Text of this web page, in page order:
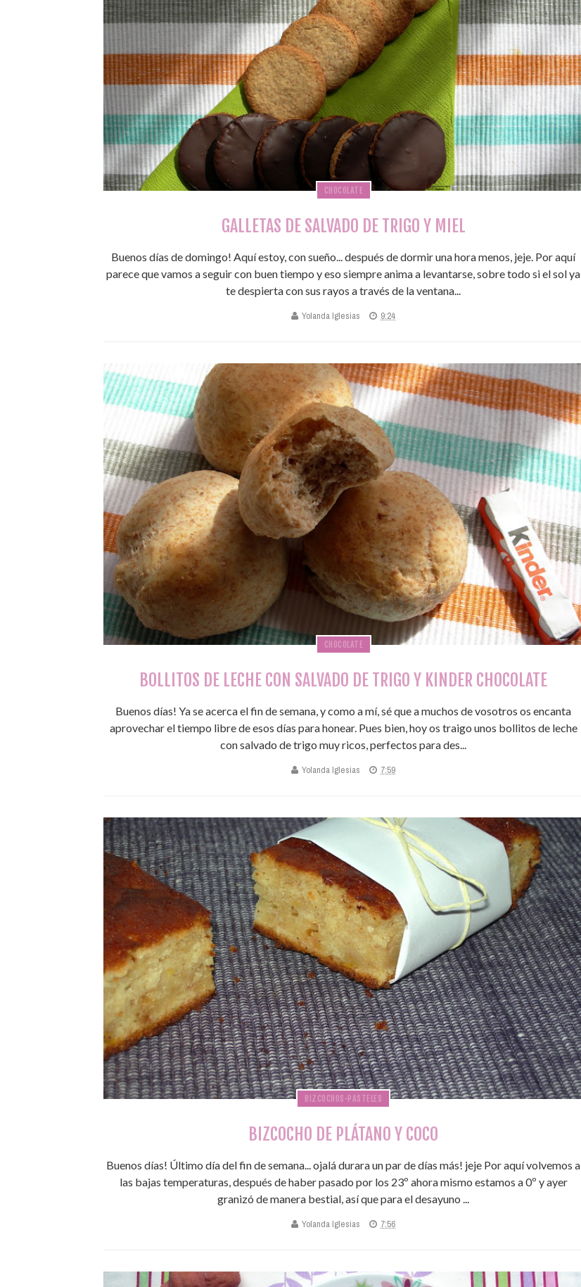
CHOCOLATE
GALLETAS DE SALVADO DE TRIGO Y MIEL
Buenos días de domingo! Aquí estoy, con sueño... después de dormir una hora menos, jeje. Por aquí
parece que vamos a seguir con buen tiempo y eso siempre anima a levantarse, sobre todo si el sol ya
te despierta con sus rayos a través de la ventana...
Yolanda Iglesias 9:24
CHOCOLATE
BOLLITOS DE LECHE CON SALVADO DE TRIGO Y KINDER CHOCOLATE
Buenos días! Ya se acerca el fin de semana, y como a mí, sé que a muchos de vosotros os encanta
aprovechar el tiempo libre de esos días para honear. Pues bien, hoy os traigo unos bollitos de leche
con salvado de trigo muy ricos, perfectos para des...
Yolanda Iglesias 7:59
BIZCOCHOS-PASTELES
BIZCOCHO DE PLÁTANO Y COCO
Buenos días! Último día del fin de semana... ojalá durara un par de días más! jeje Por aquí volvemos a
las bajas temperaturas, después de haber pasado por los 23º ahora mismo estamos a 0º y ayer
granizó de manera bestial, así que para el desayuno ...
Yolanda Iglesias 7:56